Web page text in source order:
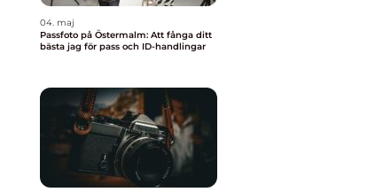
04. maj
Passfoto på Östermalm: Att fånga ditt
bästa jag för pass och ID-handlingar